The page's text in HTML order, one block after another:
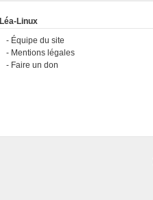
Léa-Linux
Équipe du site
Mentions légales
Faire un don